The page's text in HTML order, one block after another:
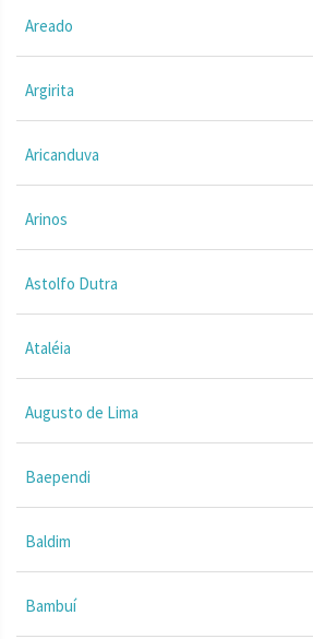
Areado
Argirita
Aricanduva
Arinos
Astolfo Dutra
Ataléia
Augusto de Lima
Baependi
Baldim
Bambuí